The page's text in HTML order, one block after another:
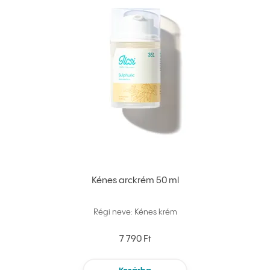
Kénes arckrém 50 ml
Régi neve: Kénes krém
7 790 Ft